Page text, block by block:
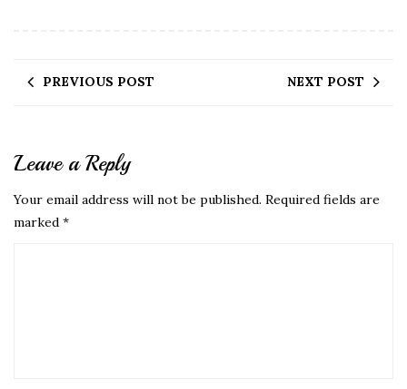
PREVIOUS POST NEXT POST
Leave a Reply
Your email address will not be published. Required fields are
marked *